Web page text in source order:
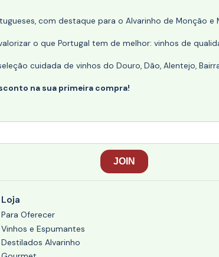
com destaque para o Alvarinho de Monção
o que Portugal tem de melhor: vinhos de
cuidada de vinhos do Douro, Dão, Alentejo,
na sua primeira compra!
Loja
Para Oferecer
Vinhos e Espumantes
Destilados Alvarinho